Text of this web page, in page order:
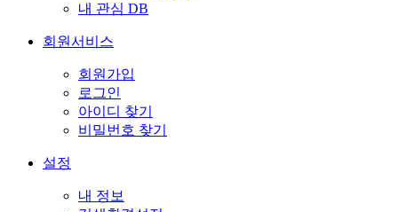
내 관심 DB
회원서비스
회원가입
로그인
아이디 찾기
비밀번호 찾기
설정
내 정보